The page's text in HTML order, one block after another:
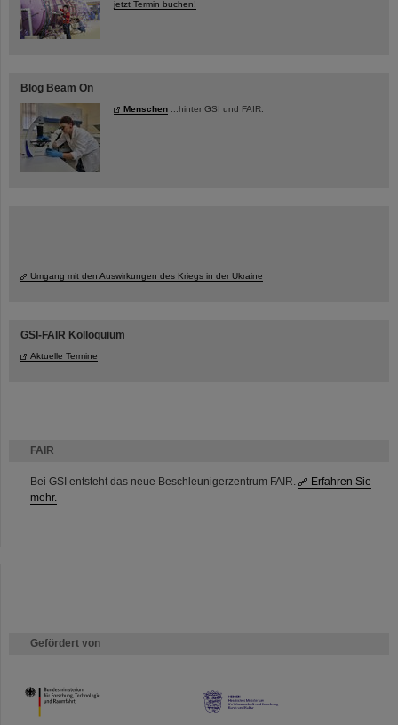
FAIR
Bei GSI entsteht das neue Beschleunigerzentrum FAIR.
Erfahren Sie
mehr.
Gefördert von
HMWK
jetzt Termin buchen!
Blog Beam On
Menschen ...hinter GSI und FAIR.
Umgang mit den Auswirkungen des Kriegs in der Ukraine
GSI-FAIR Kolloquium
Aktuelle Termine